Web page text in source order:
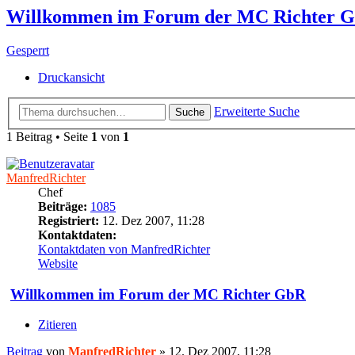
Willkommen im Forum der MC Richter
Gesperrt
Druckansicht
Suche
Erweiterte Suche
1 Beitrag • Seite 1 von 1
ManfredRichter
Chef
Beiträge: 1085
Registriert: 12. Dez 2007, 11:28
Kontaktdaten:
Kontaktdaten von ManfredRichter
Website
Willkommen im Forum der MC Richter GbR
Zitieren
Beitrag von ManfredRichter » 12. Dez 2007, 11:28